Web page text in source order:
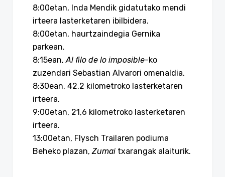
8:00etan, Inda Mendik gidatutako mendi
irteera lasterketaren ibilbidera.
8:00etan, haurtzaindegia Gernika
parkean.
8:15ean,Al filo de lo imposible-ko
zuzendari Sebastian Alvarori omenaldia.
8:30ean, 42,2 kilometroko lasterketaren
irteera.
9:00etan, 21,6 kilometroko lasterketaren
irteera.
13:00etan, Flysch Trailaren podiuma
Beheko plazan,Zumai txarangak alaiturik.